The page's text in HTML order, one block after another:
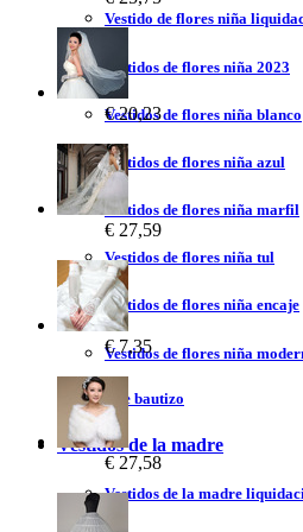
Vestido de flores niña
Vestidos de flores niña 2023
Vestidos de flores niña blanco
Vestidos de flores niña azul
Vestidos de flores niña marfil
Vestidos de flores niña tul
Vestidos de flores niña encaje
Vestidos de flores niña
Vestidos de bautizo
Vestidos de la madre
Vestidos de la madre
€ 20,23
€ 27,59
€ 7,35
€ 27,58